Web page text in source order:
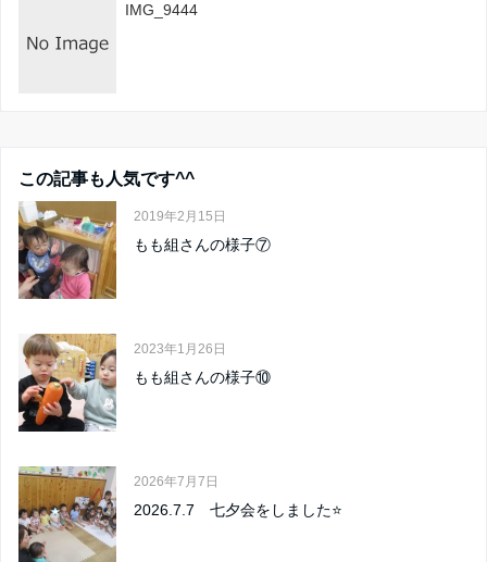
IMG_9444
この記事も人気です^^
2019年2月15日
もも組さんの様子⑦
2023年1月26日
もも組さんの様子⑩
2026年7月7日
2026.7.7 七夕会をしました⭐